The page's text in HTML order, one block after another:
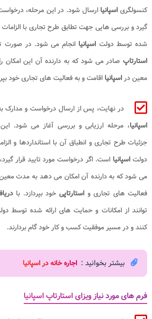
کنسولگری اسپانیاارسال شود. در این مرحله،
گیرد و بررسی هایی جهت تطابق طرح تجاری با الزامات
شده توسط دولت اسپانیا انجام می شود. در صورت
استارتاپ صادر می شود که به دارنده آن این
معین دراسپانیا اقامت و به فعالیت های تجاری خود
در نهایت، پس از ارسال درخواست و مدارک
اسپانیا، مرحله ارزیابی و بررسی آغاز می شود.
جزئیات طرح تجاری و انطباق آن با استانداردها و
دولت اسپانیا است. اگر درخواست مورد تایید قرار
می شود که به دارنده آن امکان می دهد به مدت
فعالیت های تجاری و استارتاپیخود بپردازد. با
توانند از امکانات و حمایت های ارائه شده توسط
کنند و در مسیر موفقیت کسب و کار خود گام بردارند.
بیشتر بخوانید : اجاره خانه در اسپانیا
فرم های مورد نیاز ویزای استارتاپ اسپانیا